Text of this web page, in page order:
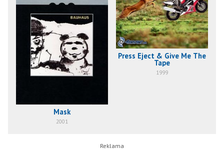
Mask
2001
Press Eject & Give Me The
Tape
1999